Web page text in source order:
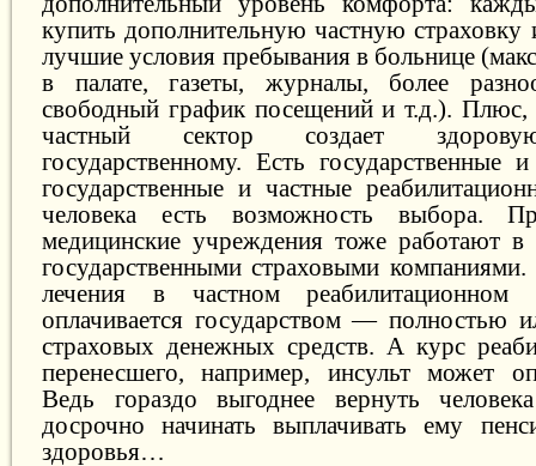
купить дополнительную частную страховку
лучшие условия пребывания в больнице
в палате, газеты, журналы, более
свободный график посещений и т.д.). Плюс,
частный сектор создает
государственному. Есть государственные
государственные и частные
человека есть возможность выбора.
медицинские учреждения тоже работают в
государственными страховыми
лечения в частном реабилитационном
оплачивается государством — полностью
страховых денежных средств. А курс
перенесшего, например, инсульт может
Ведь гораздо выгоднее вернуть
досрочно начинать выплачивать ему
здоровья…